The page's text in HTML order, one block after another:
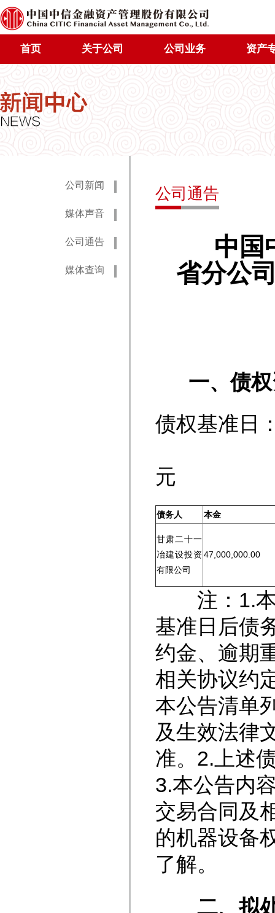
首页 关于公司 公司业务 资产
公司新闻
媒体声音
公司通告
媒体查询
公司通告
中国中
省分公
一、债权
债权
元
债务人 本金
甘肃二十一
冶建设投资
有限公司
47,000,000.00
注：1.本
基准日后债
约金、逾期
相关协议约
本公告清单
及生效法律
准。2.上述
3.本公告内
交易合同及
的机器设备
了解。
二、拟